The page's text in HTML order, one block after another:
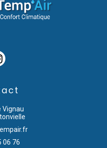
Vignau
06 76